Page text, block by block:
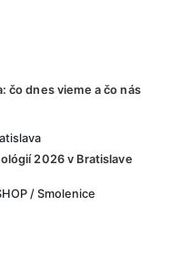
čo dnes vieme a čo nás
2026 v Bratislave
/ Smolenice